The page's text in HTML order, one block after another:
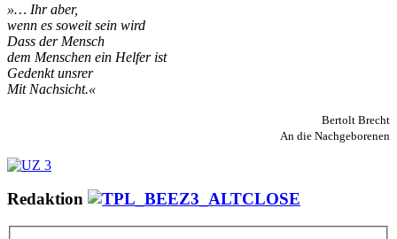
»… Ihr aber,
wenn es soweit sein wird
Dass der Mensch
dem Menschen ein Helfer ist
Gedenkt unsrer
Mit Nachsicht.«
Bertolt Brecht
An die Nachgeborenen
Redaktion